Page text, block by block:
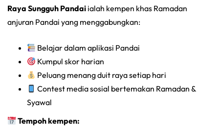
Raya Sungguh Pandai ialah kempen khas Ramadan
anjuran Pandai yang menggabungkan:
Belajar dalam aplikasi Pandai
Kumpul skor harian
Peluang menang duit raya setiap hari
Contest media sosial bertemakan Ramadan &
Syawal
Tempoh kempen: